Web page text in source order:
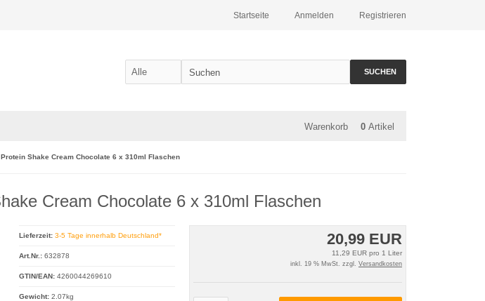
Registrieren
Anmelden
Startseite
SUCHEN
Warenkorb 0 Artikel
Shake Cream Chocolate 6 x 310ml Flaschen
Cream Chocolate 6 x 310ml Flaschen
20,99 EUR
11,29 EUR pro 1 Liter
inkl. 19 % MwSt. zzgl. Versandkosten
Lieferzeit: 3-5 Tage innerhalb Deutschland*
Art.Nr.: 632878
GTIN/EAN: 4260044269610
Gewicht:2.07kg